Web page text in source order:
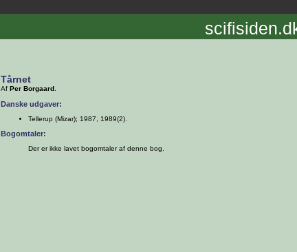
Tårnet
Af Per Borgaard
Danske udgaver:
Tellerup (Mizar); 1987, 1989(2).
Bogomtaler:
Der er ikke lavet bogomtaler af denne bog.